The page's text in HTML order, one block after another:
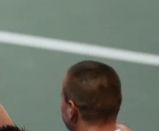
Vodní slalom
Volejbal